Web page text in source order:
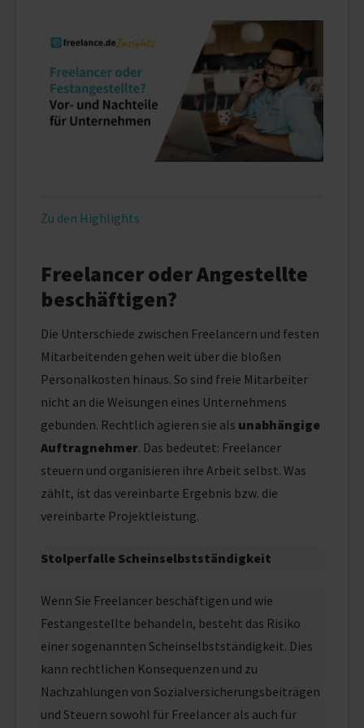
Zu den Highlights
Freelancer oder Angestellte
beschäftigen?
Die Unterschiede zwischen Freelancern und festen
Mitarbeitenden gehen weit über die bloßen
Personalkosten hinaus. So sind freie Mitarbeiter
nicht an die Weisungen eines Unternehmens
gebunden. Rechtlich agieren sie als unabhängige
Auftragnehmer. Das bedeutet: Freelancer
steuern und organisieren ihre Arbeit selbst. Was
zählt, ist das vereinbarte Ergebnis bzw. die
vereinbarte Projektleistung.
Stolperfalle Scheinselbstständigkeit
Wenn Sie Freelancer beschäftigen und wie
Festangestellte behandeln, besteht das Risiko
einer sogenannten Scheinselbstständigkeit. Dies
kann rechtlichen Konsequenzen und zu
Nachzahlungen von Sozialversicherungsbeiträgen
und Steuern sowohl für Freelancer als auch für